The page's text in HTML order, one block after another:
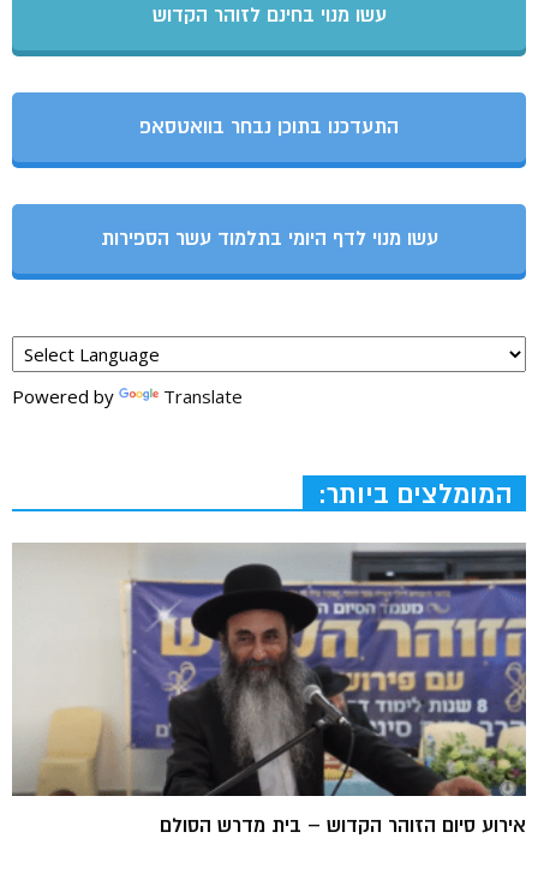
עשו מנוי בחינם לזוהר הקדוש
התעדכנו בתוכן נבחר בוואטסאפ
עשו מנוי לדף היומי בתלמוד עשר הספירות
Powered by Translate
המומלצים ביותר:
אירוע סיום הזוהר הקדוש – בית מדרש הסולם